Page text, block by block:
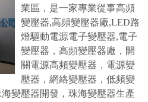
業區，是一家專業從事高頻
變壓器,高頻變壓器廠,LED路
燈驅動電源電子變壓器,電子
變壓器，高頻變壓器廠，開
關電源高頻變壓器，電源變
壓器，網絡變壓器，低頻變
變壓器開發，珠海變壓器生產